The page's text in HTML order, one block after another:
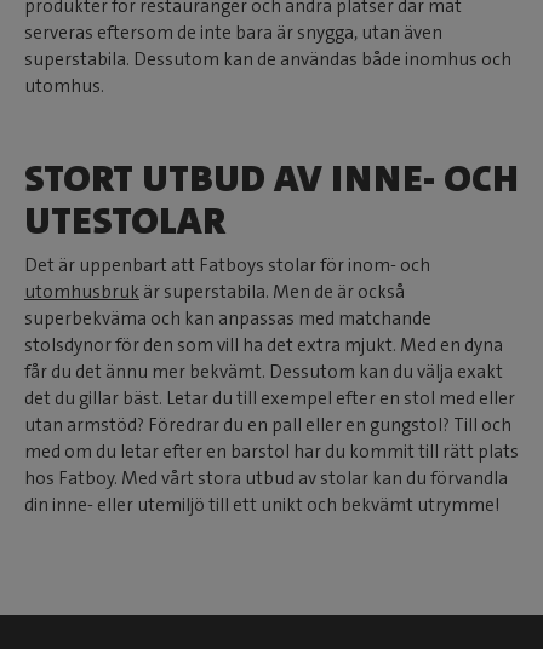
produkter för restauranger och andra platser där mat
serveras eftersom de inte bara är snygga, utan även
superstabila. Dessutom kan de användas både inomhus och
utomhus.
STORT UTBUD AV INNE- OCH
UTESTOLAR
Det är uppenbart att Fatboys stolar för inom- och
utomhusbruk är superstabila. Men de är också
superbekväma och kan anpassas med matchande
stolsdynor för den som vill ha det extra mjukt. Med en dyna
får du det ännu mer bekvämt. Dessutom kan du välja exakt
det du gillar bäst. Letar du till exempel efter en stol med eller
utan armstöd? Föredrar du en pall eller en gungstol? Till och
med om du letar efter en barstol har du kommit till rätt plats
hos Fatboy. Med vårt stora utbud av stolar kan du förvandla
din inne- eller utemiljö till ett unikt och bekvämt utrymme!